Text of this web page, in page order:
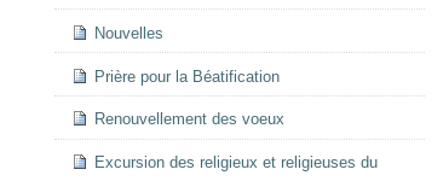
Nouvelles
Prière pour la Béatification
Renouvellement des voeux
Excursion des religieux et religieuses du